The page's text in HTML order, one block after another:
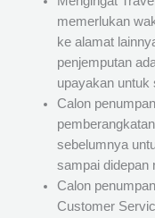
memerlukan
ke alamat
penjemputan
upayakan untuk
Calon
sebelumnya
sampai didepan
Calon
Customer